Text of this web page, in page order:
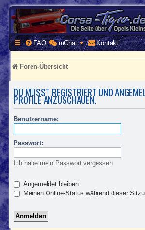
CORSA-TIGRA.DE
Homepage und Forum rund um Opel Corsa und
FAQ mChat Kontakt
Foren-Übersicht
DU MUSST REGISTRIERT UND
PROFILE ANZUSCHAUEN.
Benutzername:
Passwort:
Ich habe mein Passwort vergessen
Angemeldet bleiben
Meinen Online-Status während dieser